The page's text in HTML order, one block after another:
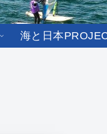
海と日本